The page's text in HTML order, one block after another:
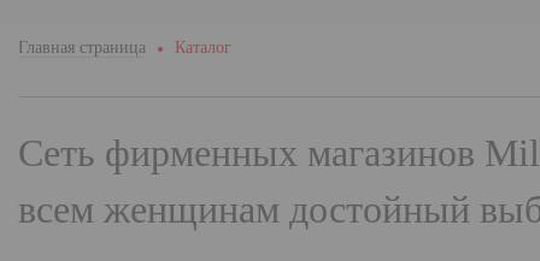
Главная страница Каталог
Сеть фирменных магазинов
всем женщинам достойный